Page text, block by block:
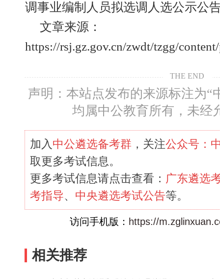
调事业编制人员拟选调人选公示公
文章来源：
https://rsj.gz.gov.cn/zwdt/tzgg/
THE END
声明：本站点发布的来源标注为“
均属中公教育所有，未经
加入 中公遴选备考群 ，关注公众号：
取更多考试信息。
更多考试信息请点击查看： 广东遴选
考指导、 中央遴选考试公告等。
访问手机版： https://
相关推荐